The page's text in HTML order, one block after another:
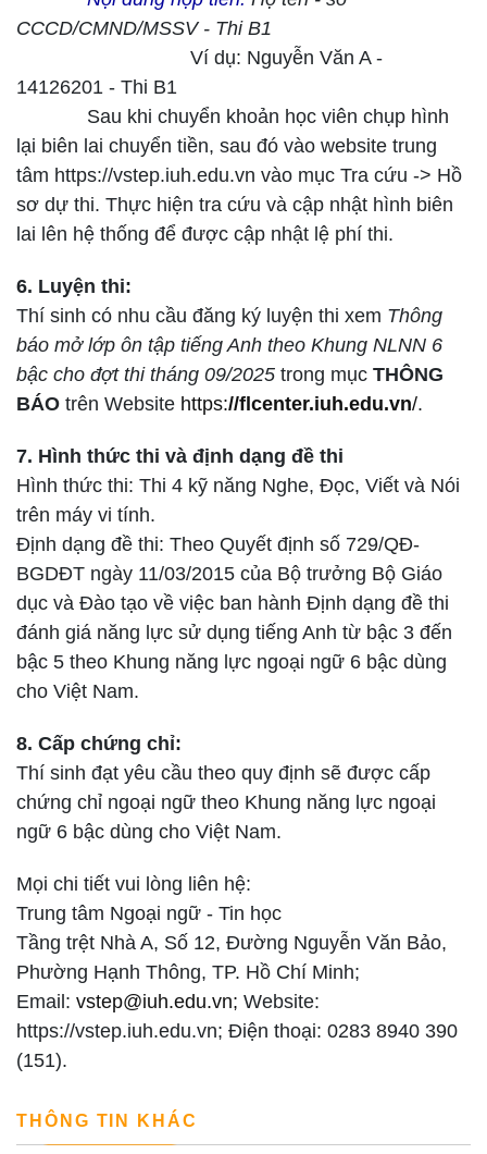
CCCD/CMND/MSSV - Thi B1
Ví dụ: Nguyễn Văn A -
14126201 - Thi B1
Sau khi chuyển khoản học viên chụp hình
lại biên lai chuyển tiền, sau đó vào website trung
tâm https://vstep.iuh.edu.vn vào mục Tra cứu -> Hồ
sơ dự thi. Thực hiện tra cứu và cập nhật hình biên
lai lên hệ thống để được cập nhật lệ phí thi.
6. Luyện thi:
Thí sinh có nhu cầu đăng ký luyện thi xem Thông
báo mở lớp ôn tập tiếng Anh theo Khung NLNN 6
bậc cho đợt thi tháng 09/2025 trong mục THÔNG
BÁO trên Website https://flcenter.iuh.edu.vn/.
7. Hình thức thi và định dạng đề thi
Hình thức thi: Thi 4 kỹ năng Nghe, Đọc, Viết và Nói
trên máy vi tính.
Định dạng đề thi: Theo Quyết định số 729/QĐ-
BGDĐT ngày 11/03/2015 của Bộ trưởng Bộ Giáo
dục và Đào tạo về việc ban hành Định dạng đề thi
đánh giá năng lực sử dụng tiếng Anh từ bậc 3 đến
bậc 5 theo Khung năng lực ngoại ngữ 6 bậc dùng
cho Việt Nam.
8. Cấp chứng chỉ:
Thí sinh đạt yêu cầu theo quy định sẽ được cấp
chứng chỉ ngoại ngữ theo Khung năng lực ngoại
ngữ 6 bậc dùng cho Việt Nam.
Mọi chi tiết vui lòng liên hệ:
Trung tâm Ngoại ngữ - Tin học
Tầng trệt Nhà A, Số 12, Đường Nguyễn Văn Bảo,
Phường Hạnh Thông, TP. Hồ Chí Minh;
Email: vstep@iuh.edu.vn; Website:
https://vstep.iuh.edu.vn; Điện thoại: 0283 8940 390
(151).
THÔNG TIN KHÁC